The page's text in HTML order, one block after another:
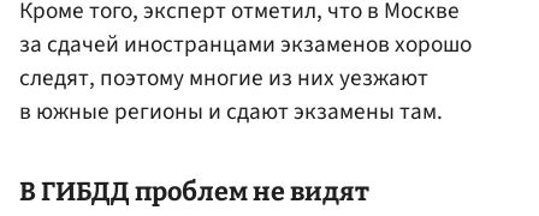
Кроме того, эксперт отметил, что в Москве
за сдачей иностранцами экзаменов хорошо
следят, поэтому многие из них уезжают
в южные регионы и сдают экзамены там.
В ГИБДД проблем не видят